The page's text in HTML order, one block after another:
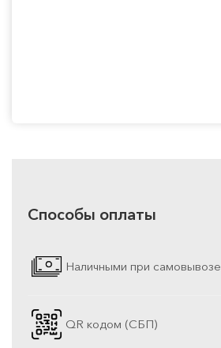
Способы оплаты
Наличными при самовывозе
QR кодом (СБП)